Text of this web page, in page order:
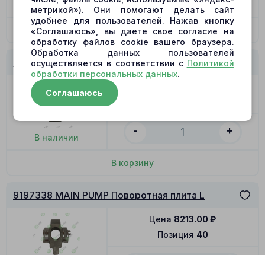
В наличии
В корзину
9197338 MAIN PUMP Поворотная плита R
В наличии
- +
В корзину
9197338 MAIN PUMP Поворотная плита L
Позиция 40
Цена 8213.00 ₽
метрикой»). Они помогают делать сайт
удобнее для пользователей. Нажав кнопку
«Соглашаюсь», вы даете свое согласие на
обработку файлов cookie вашего браузера.
Обработка данных пользователей
осуществляется в соответствии с Политикой
обработки персональных данных.
Соглашаюсь